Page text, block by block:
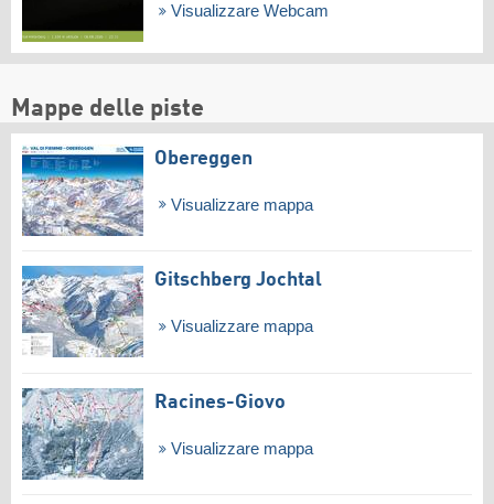
Visualizzare Webcam
Mappe delle piste
Obereggen
Visualizzare mappa
Gitschberg Jochtal
Visualizzare mappa
Racines-Giovo
Visualizzare mappa